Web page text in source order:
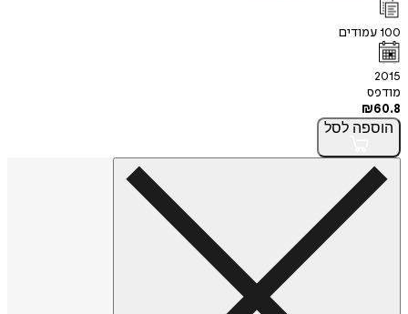
100עמודים
2015
מודפס
₪60.8
הוספה לסל